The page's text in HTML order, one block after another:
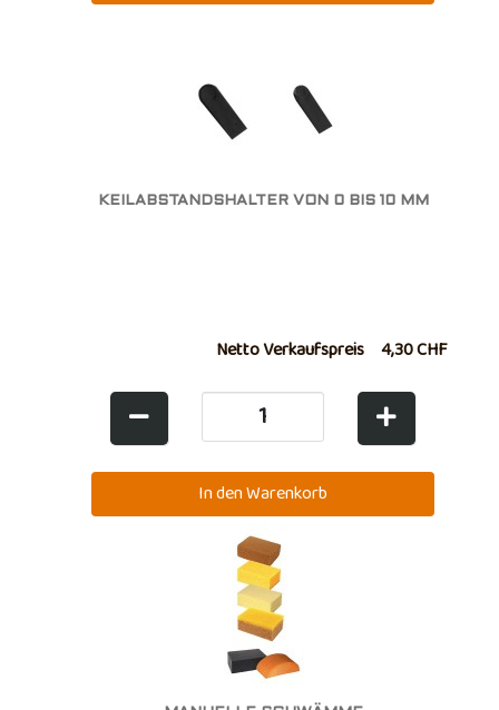
KEILABSTANDSHALTER VON 0 BIS 10 MM
Netto Verkaufspreis 4,30 CHF